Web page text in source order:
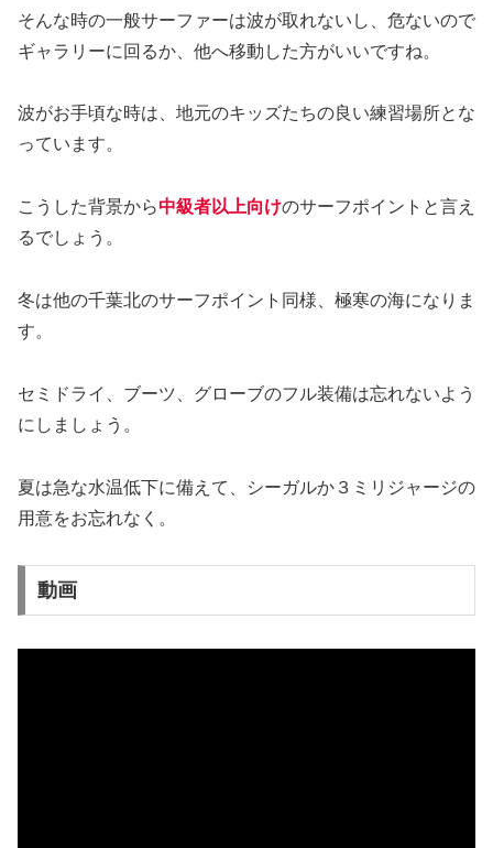
そんな時の一般サーファーは波が取れないし、危ないので
ギャラリーに回るか、他へ移動した方がいいですね。
波がお手頃な時は、地元のキッズたちの良い練習場所とな
っています。
こうした背景から中級者以上向けのサーフポイントと言え
るでしょう。
冬は他の千葉北のサーフポイント同様、極寒の海になりま
す。
セミドライ、ブーツ、グローブのフル装備は忘れないよう
にしましょう。
夏は急な水温低下に備えて、シーガルか３ミリジャージの
用意をお忘れなく。
動画